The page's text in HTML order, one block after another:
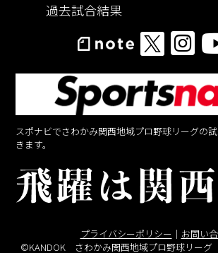
過去試合結果
スポナビでさわかみ関西地域プロ野球リーグの
きます。
プライバシーポリシー ｜ お問い
©KANDOK さわかみ関西地域プロ野球リーグ